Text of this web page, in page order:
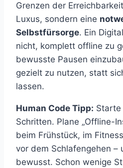
Grenzen der
Luxus, sondern eine
Selbstfürsorge. Ein
nicht, komplett offline zu
bewusste Pausen
gezielt zu nutzen, statt
lassen.
Human Code Tipp: Starte
Schritten. Plane „Offline-
beim Frühstück, im
vor dem Schlafengehen –
bewusst. Schon wenige